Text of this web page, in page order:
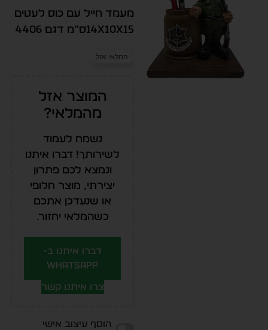
מעמד חייל עם כוס לעטים
14x10x15ס”מ דגם 4406
המלאי אזל
המוצר אזל
מהמלאי?
נשמח לעמוד
לשירותך! דברו איתנו
ונמצא לכם פתרון
יצירתי, מוצר חלופי
או שנעדכן אתכם
כשהמלאי יחזור.
דברו איתנו ב-
WhatsApp
צרו איתנו קשר
הוסף עיצוב אישי